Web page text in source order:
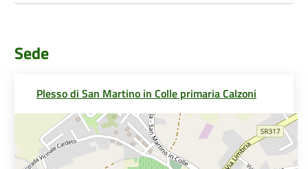
Sede
Plesso di San Martino in Colle primaria Calzoni